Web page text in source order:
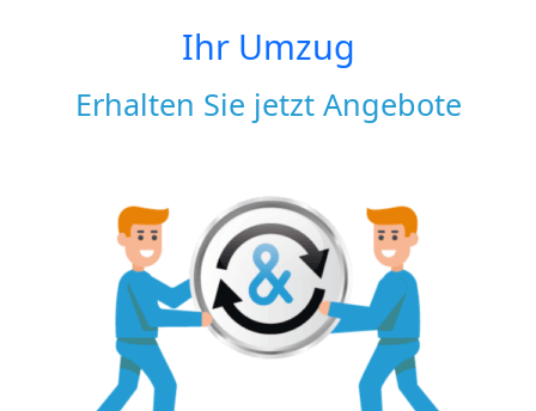
Ihr Umzug
Erhalten Sie jetzt Angebote